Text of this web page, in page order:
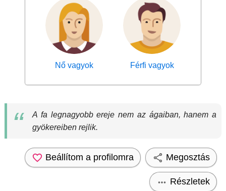
Nő vagyok Férfi vagyok
A fa legnagyobb ereje nem az ágaiban, hanem a
gyökereiben rejlik.
Beállítom a profilomra Megosztás
Részletek